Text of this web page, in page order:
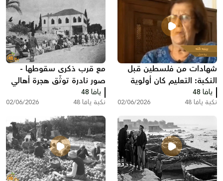
شهادات من فلسطين قبل
النكبة: التعليم كان أولوية
لدى العديد من العائلات
يافا 48
نكبة يافا 48 02/06/2026
مع قرب ذكرى سقوطها -
صور نادرة توثّق هجرة أهالي
اللد والرملة
يافا 48
نكبة يافا 48 02/06/2026